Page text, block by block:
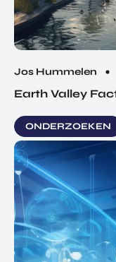
Jos Hummelen
Earth Valley
ONDERZOEKEN